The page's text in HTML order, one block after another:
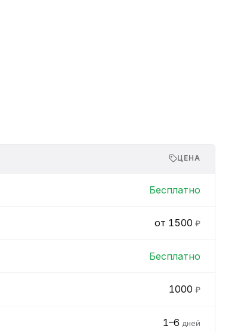
ЦЕНА
Бесплатно
от 1500 ₽
Бесплатно
1000 ₽
1–6 дней